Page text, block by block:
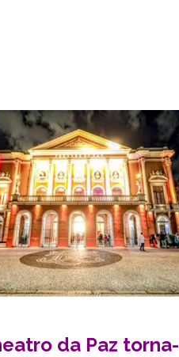
da Paz torna-